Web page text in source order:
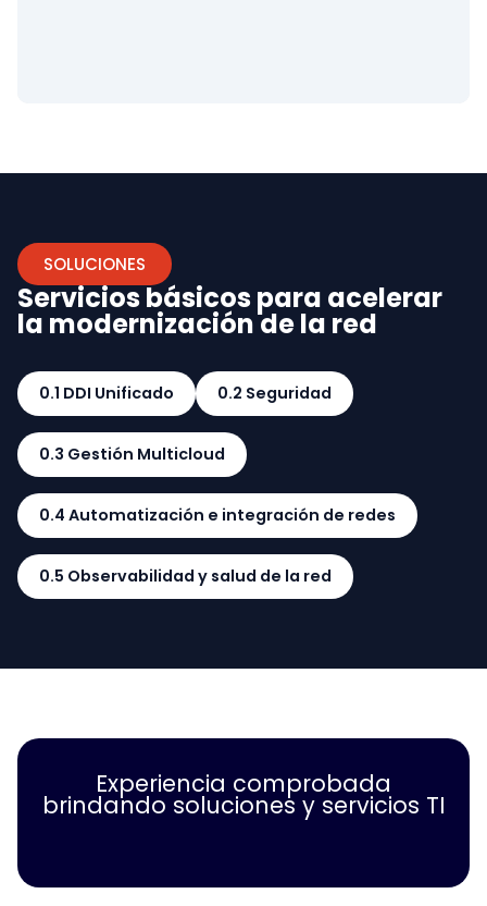
SOLUCIONES
Servicios básicos para acelerar
la modernización de la red
0.1 DDI Unificado 0.2 Seguridad
0.3 Gestión Multicloud
0.4 Automatización e integración de redes
0.5 Observabilidad y salud de la red
Experiencia comprobada
brindando soluciones y servicios TI